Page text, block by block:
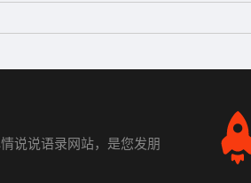
说说语录网站，是您发朋